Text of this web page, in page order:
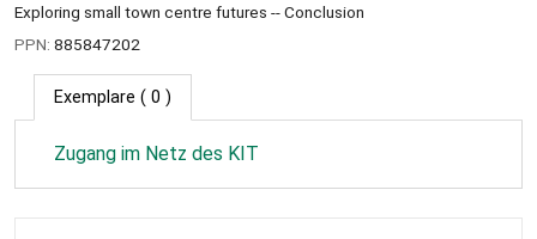
Exploring small town centre futures -- Conclusion
PPN: 885847202
Exemplare ( 0 )
Zugang im Netz des KIT